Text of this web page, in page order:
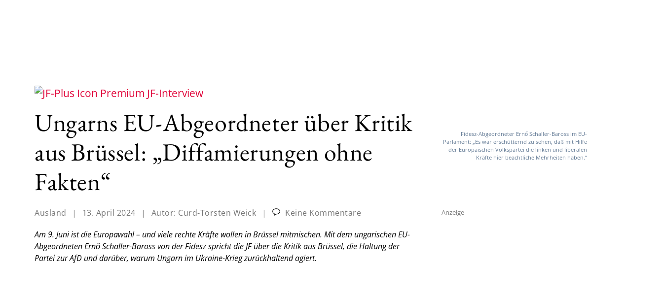
JF-Interview
Ungarns EU-Abgeordneter über Kritik
aus Brüssel: „Diffamierungen ohne
Fakten“
Ausland | 13. April 2024 | Autor: Curd-Torsten Weick |
Keine Kommentare
Am 9. Juni ist die Europawahl – und viele rechte Kräfte wollen in Brüssel mitmischen. Mit dem ungarischen EU-
Abgeordneten Ernő Schaller-Baross von der Fidesz spricht die JF über die Kritik aus Brüssel, die Haltung der
Partei zur AfD und darüber, warum Ungarn im Ukraine-Krieg zurückhaltend agiert.
Fidesz-Abgeordneter Ernő Schaller-Baross im EU-
Parlament: „Es war erschütternd zu sehen, daß mit Hilfe
der Europäischen Volkspartei die linken und liberalen
Kräfte hier beachtliche Mehrheiten haben.“
Anzeige